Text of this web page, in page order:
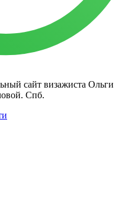
сайт визажиста Ольги
Спб.